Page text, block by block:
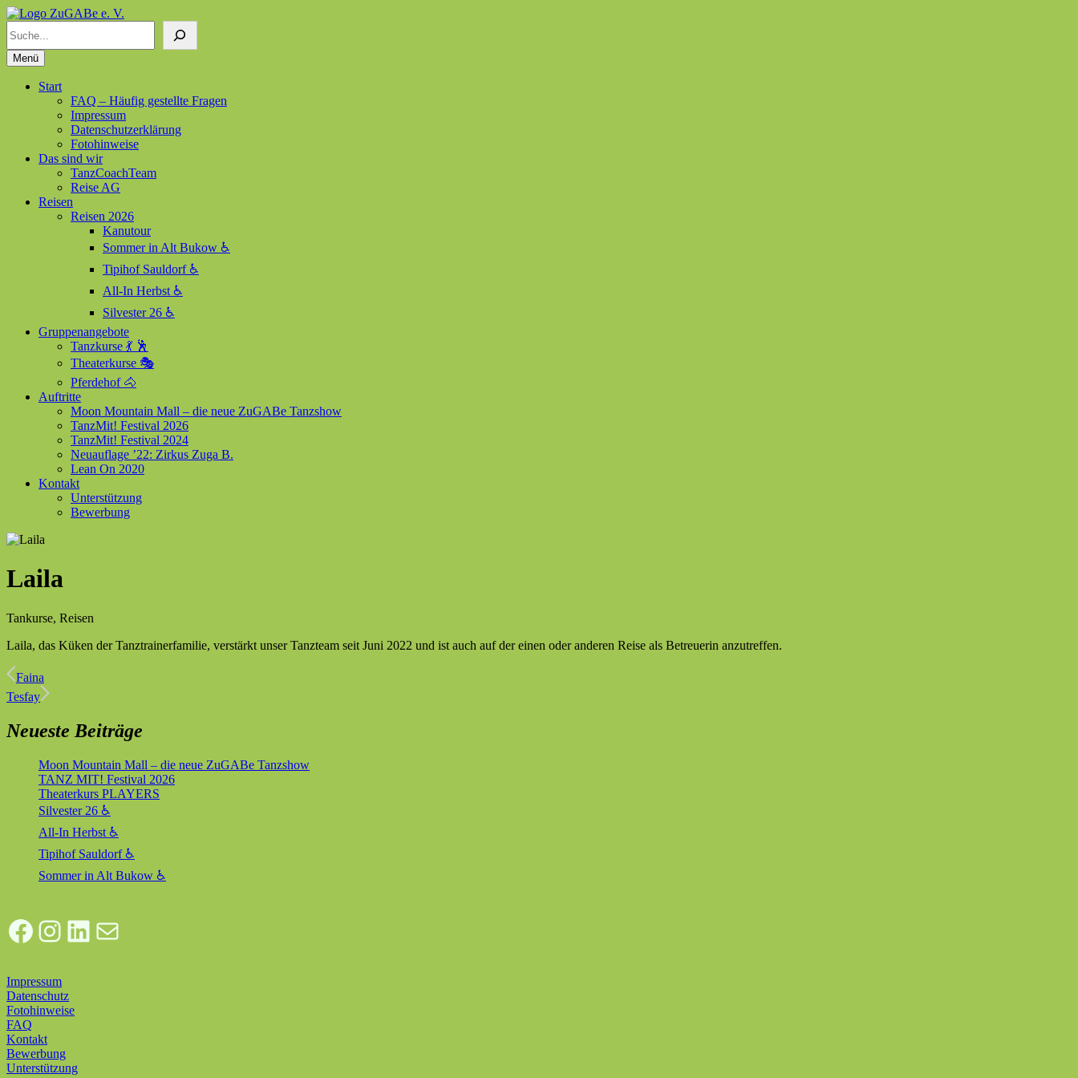
ZuGABe e. V.
Zusammen geht alles besser
Menü
Start
FAQ – Häufig gestellte Fragen
Impressum
Datenschutzerklärung
Fotohinweise
Das sind wir
TanzCoachTeam
Reise AG
Reisen
Reisen 2026
Kanutour
Sommer in Alt Bukow ♿
Tipihof Sauldorf ♿
All-In Herbst ♿
Silvester 26 ♿
Gruppenangebote
Tanzkurse 💃 🕺
Theaterkurse 🎭
Pferdehof 🐴
Auftritte
Moon Mountain Mall – die neue ZuGABe Tanzshow
TanzMit! Festival 2026
TanzMit! Festival 2024
Neuauflage ’22: Zirkus Zuga B.
Lean On 2020
Kontakt
Unterstützung
Bewerbung
Laila
Tankurse, Reisen
Laila, das Küken der Tanztrainerfamilie, verstärkt unser Tanzteam seit Juni 2022 und ist auch auf der einen oder anderen Reise als Betreuerin anzutreffen.
Faina
Tesfay
Neueste Beiträge
Moon Mountain Mall – die neue ZuGABe Tanzshow
TANZ MIT! Festival 2026
Theaterkurs PLAYERS
Silvester 26 ♿
All-In Herbst ♿
Tipihof Sauldorf ♿
Sommer in Alt Bukow ♿
Facebook
Instagram
LinkedIn
E-Mail
Impressum
Datenschutz
Fotohinweise
FAQ
Kontakt
Bewerbung
Unterstützung